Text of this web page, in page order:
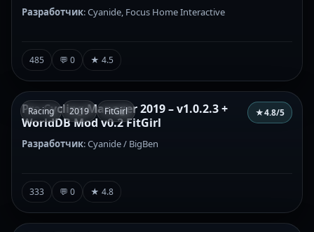
Разработчик: Cyanide, Focus Home Interactive
485 💬 0 ★ 4.5
Racing 2019 FitGirl
Pro Cycling Manager 2019 – v1.0.2.3 +
WorldDB Mod v0.2 FitGirl
★4.8/5
Разработчик: Cyanide / BigBen
333 💬 0 ★ 4.8